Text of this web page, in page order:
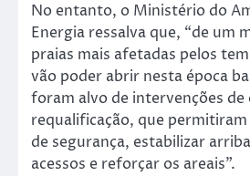
No entanto, o Ministério do
Energia ressalva que, “de um
praias mais afetadas pelos
vão poder abrir nesta época
foram alvo de intervenções de
requalificação, que
de segurança, estabilizar
acessos e reforçar os areais”.